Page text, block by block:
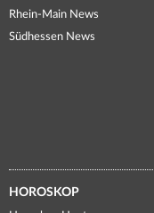
Rhein-Main News
Südhessen News
HOROSKOP